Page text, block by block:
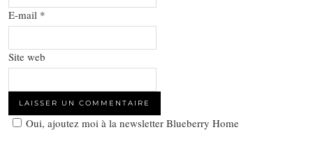
E-mail *
Site web
Oui, ajoutez moi à la newsletter Blueberry Home